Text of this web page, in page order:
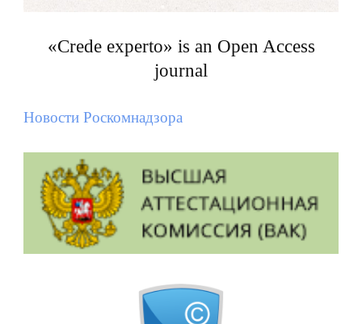
«Crede experto» is an Open Access
journal
Новости Роскомнадзора